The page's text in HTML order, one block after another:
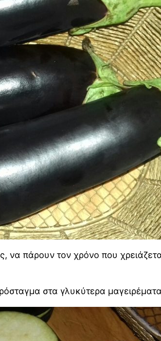
να πάρουν τον χρόνο που
στα γλυκύτερα